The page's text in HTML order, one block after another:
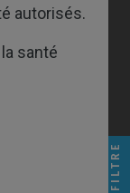
autorisés.
santé
FILTRE